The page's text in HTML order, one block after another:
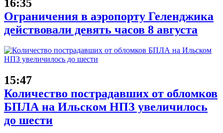
16:35
Ограничения в аэропорту Геленджика
действовали девять часов 8 августа
15:47
Количество пострадавших от обломков
БПЛА на Ильском НПЗ увеличилось
до шести